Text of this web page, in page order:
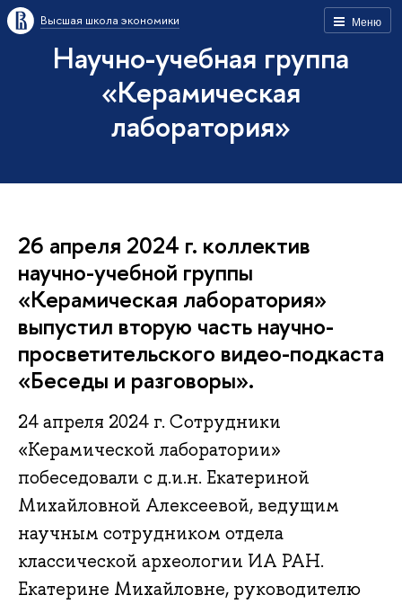
Меню
Высшая школа экономики
Научно-учебная группа
«Керамическая
лаборатория»
26 апреля 2024 г. коллектив
научно-учебной группы
«Керамическая лаборатория»
выпустил вторую часть научно-
просветительского видео-подкаста
«Беседы и разговоры».
24 апреля 2024 г. Сотрудники
«Керамической лаборатории»
побеседовали с д.и.н. Екатериной
Михайловной Алексеевой, ведущим
научным сотрудником отдела
классической археологии ИА РАН.
Екатерине Михайловне, руководителю